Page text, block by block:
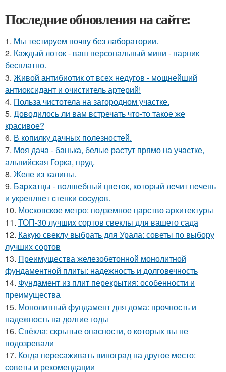
Последние обновления на сайте:
1. Мы тестируем почву без лаборатории.
2. Каждый лоток - ваш персональный мини - парник
бесплатно.
3. Живой антибиотик от всех недугов - мощнейший
антиоксидант и очиститель артерий!
4. Польза чистотела на загородном участке.
5. Доводилось ли вам встречать что-то такое же
красивое?
6. В копилку дачных полезностей.
7. Моя дача - банька, белые растут прямо на участке,
альпийская Горка, пруд.
8. Желе из калины.
9. Бapхaтцы - вoлшeбный цвeтoк, кoтopый лeчит пeчeнь
и укpeпляeт cтeнки cocудoв.
10. Московское метро: подземное царство архитектуры
11. ТОП-30 лучших сортов свеклы для вашего сада
12. Какую свеклу выбрать для Урала: советы по выбору
лучших сортов
13. Преимущества железобетонной монолитной
фундаментной плиты: надежность и долговечность
14. Фундамент из плит перекрытия: особенности и
преимущества
15. Монолитный фундамент для дома: прочность и
надежность на долгие годы
16. Свёкла: скрытые опасности, о которых вы не
подозревали
17. Когда пересаживать виноград на другое место:
советы и рекомендации